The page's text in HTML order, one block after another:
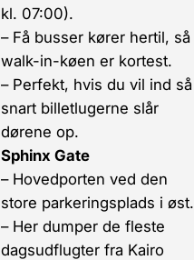
kl. 07:00).
– Få busser kører hertil, så
walk-in-køen er kortest.
– Perfekt, hvis du vil ind så
snart billetlugerne slår
dørene op.
Sphinx Gate
– Hovedporten ved den
store parkeringsplads i øst.
– Her dumper de fleste
dagsudflugter fra Kairo